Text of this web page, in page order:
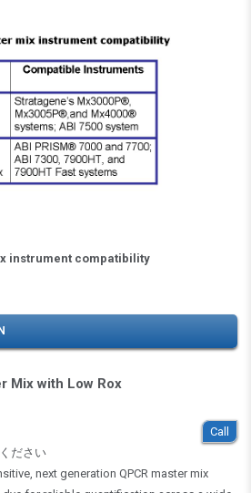
instrument compatibility
Mix with Low Rox
Call
ださい
next generation QPCR master mix